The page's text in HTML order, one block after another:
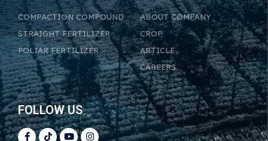
COMPACTION COMPOUND
STRAIGHT FERTILIZER
FOLIAR FERTILIZER
ABOUT COMPANY
CROP
ARTICLE
CAREERS
FOLLOW US